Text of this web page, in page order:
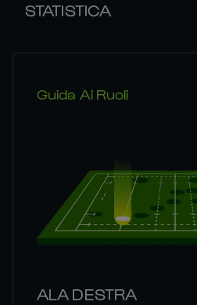
STATISTICA
Guida Ai Ruoli
ALA DESTRA